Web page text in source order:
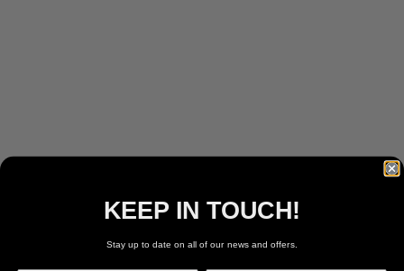
SCHWARZ
KEEP IN TOUCH!
Stay up to date on all of our news and offers.